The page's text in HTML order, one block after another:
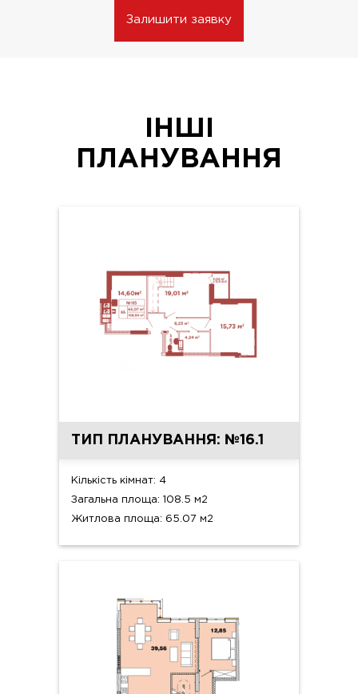
Залишити заявку
ІНШІ
ПЛАНУВАННЯ
ТИП ПЛАНУВАННЯ: №16.1
Кількість кімнат: 4
Загальна площа: 108.5 м2
Житлова площа: 65.07 м2